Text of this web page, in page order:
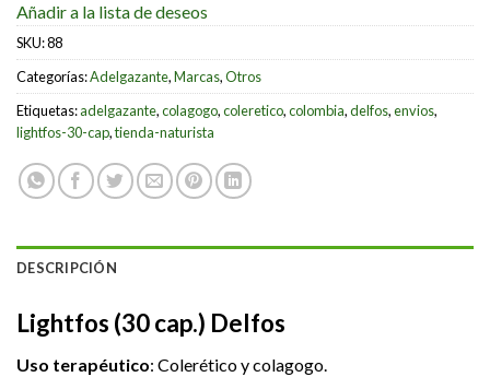
Añadir a la lista de deseos
SKU:88
Categorías:Adelgazante,Marcas,Otros
Etiquetas:adelgazante,colagogo,coleretico,colombia,delfos,envios,
lightfos-30-cap,tienda-naturista
DESCRIPCIÓN
Lightfos (30 cap.) Delfos
Uso terapéutico: Colerético y colagogo.